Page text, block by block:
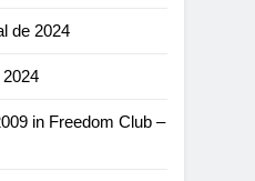
de 2024
in Freedom Club –